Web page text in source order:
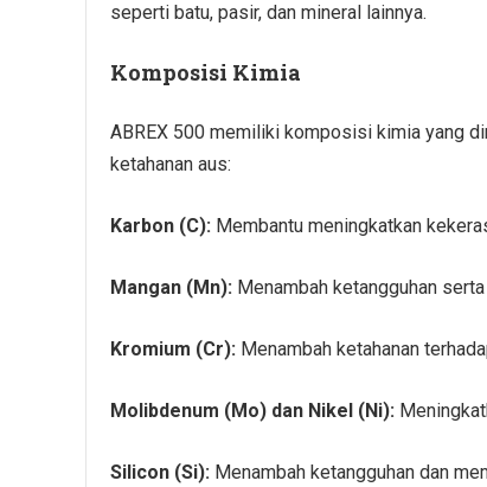
seperti batu, pasir, dan mineral lainnya.
Komposisi Kimia
ABREX 500 memiliki komposisi kimia yang
ketahanan aus:
Karbon (C): Membantu meningkatkan
Mangan (Mn): Menambah ketangguhan
Kromium (Cr): Menambah ketahanan
Molibdenum (Mo) dan Nikel (Ni):
Silicon (Si): Menambah ketangguhan dan